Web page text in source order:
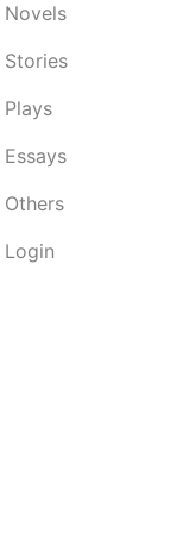
Novels
Stories
Plays
Essays
Others
Login